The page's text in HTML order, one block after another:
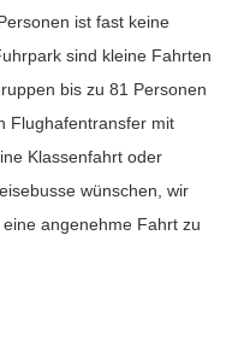
ist fast keine
sind kleine Fahrten
bis zu 81 Personen
Flughafentransfer mit
Klassenfahrt oder
wünschen, wir
angenehme Fahrt zu